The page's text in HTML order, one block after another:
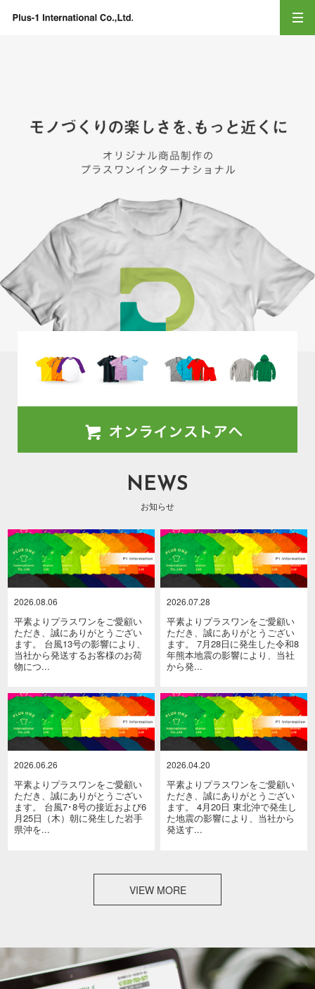
Plus-1
NEWS
お知らせ
2026.08.06
平素よりプラスワンをご愛顧い
ただき、誠にありがとうござい
ます。 台風13号の影響により、
当社から発送するお客様のお荷
物につ...
2026.07.28
平素よりプラスワンをご愛顧い
ただき、誠にありがとうござい
ます。 7月28日に発生した令和8
年熊本地震の影響により、当社
から発...
2026.06.26
平素よりプラスワンをご愛顧い
ただき、誠にありがとうござい
ます。 台風7･8号の接近および6
月25日（木）朝に発生した岩手
県沖を...
2026.04.20
平素よりプラスワンをご愛顧い
ただき、誠にありがとうござい
ます。 4月20日 東北沖で発生し
た地震の影響により、当社から
発送す...
VIEW MORE